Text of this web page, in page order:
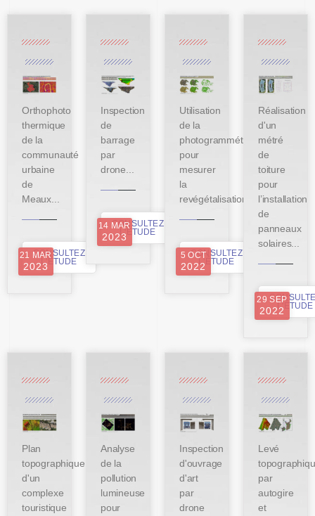
Orthophoto
thermique
de la
communauté
urbaine
de
Meaux...
CONSULTEZ
L'ÉTUDE
21 MAR
2023
Inspection
de
barrage
par
drone...
CONSULTEZ
L'ÉTUDE
14 MAR
2023
Utilisation
de la
photogrammétrie
pour
mesurer
la
revégétalisation...
CONSULTEZ
L'ÉTUDE
5 OCT
2022
Réalisation
d'un
métré
de
toiture
pour
l’installation
de
panneaux
solaires...
L'ÉTUDE
29 SEP
2022
Plan
topographique
d'un
complexe
touristique
Analyse
de la
pollution
lumineuse
pour
Inspection
d'ouvrage
d'art
par
drone
Levé
par
autogire
et